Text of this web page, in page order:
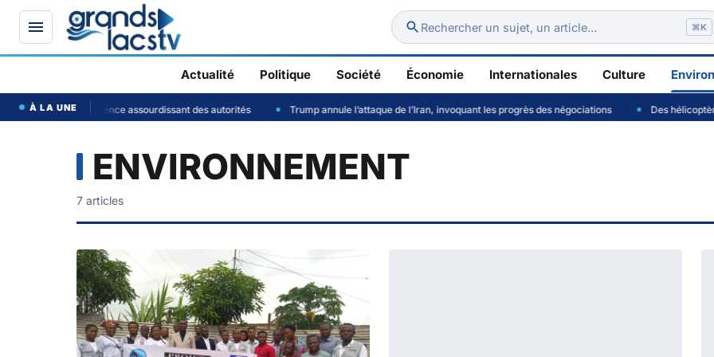
Rechercher un sujet, un article… ⌘K
Actualité Politique Société Économie Internationales Culture
À LA UNE
et un silence assourdissant des autorités Trump annule l’attaque de l’Iran, invoquant les progrès des négociations Des hélicoptères
ENVIRONNEMENT
7 articles